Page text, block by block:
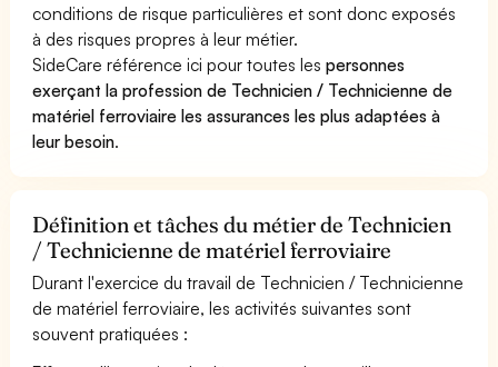
conditions de risque particulières et sont donc exposés
à des risques propres à leur métier.
SideCare référence ici pour toutes lespersonnes
exerçant la profession de Technicien / Technicienne de
matériel ferroviaire les assurances les plus adaptées à
leur besoin.
Définition et tâches du métier de Technicien
/ Technicienne de matériel ferroviaire
Durant l'exercice du travail de Technicien / Technicienne
de matériel ferroviaire, les activités suivantes sont
souvent pratiquées :